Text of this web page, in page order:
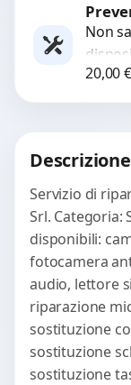
Non
20,00€
Servizio di
Srl. Categoria:
disponibili:
fotocamera
audio, lettore
riparazione
sostituzione
sostituzione
sostituzione